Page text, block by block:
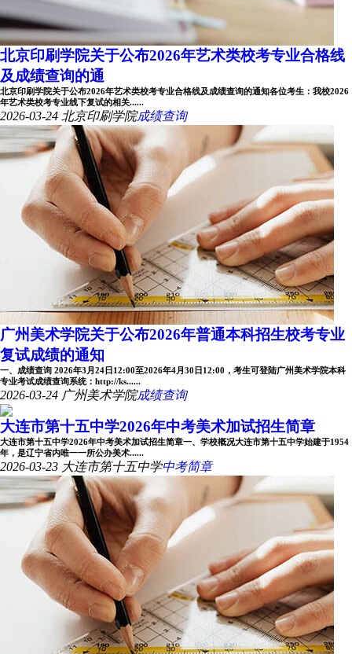
北京印刷学院关于公布2026年艺术类校考专业合格线
及成绩查询的通
北京印刷学院关于公布2026年艺术类校考专业合格线及成绩查询的通知各位考生：我校2026
年艺术类校考专业线下复试的相关......
2026-03-24 北京印刷学院成绩查询
广州美术学院关于公布2026年普通本科招生校考专业
复试成绩的通知
一、成绩查询 2026年3月24日12:00至2026年4月30日12:00，考生可登陆广州美术学院本科
专业考试成绩查询系统：http://ks......
2026-03-24 广州美术学院成绩查询
大连市第十五中学2026年中考美术加试招生简章
大连市第十五中学2026年中考美术加试招生简章一、学校概况大连市第十五中学始建于1954
年，是辽宁省内唯一一所公办美术......
2026-03-23 大连市第十五中学中考简章